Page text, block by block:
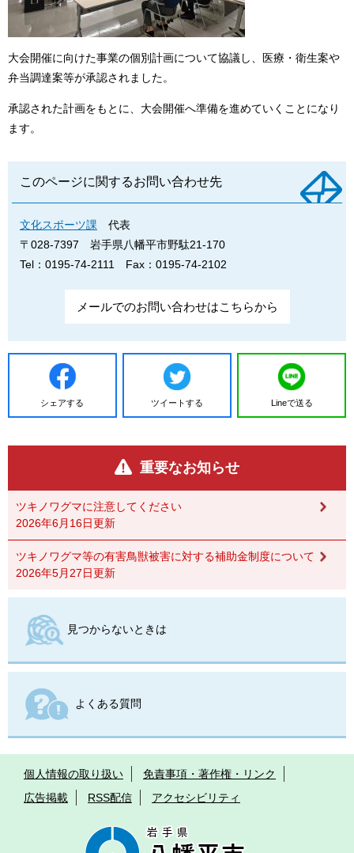
大会開催に向けた事業の個別計画について協議し、医療・衛生案や
弁当調達案等が承認されました。
承認された計画をもとに、大会開催へ準備を進めていくことになり
ます。
このページに関するお問い合わせ先
文化スポーツ課
代表
〒028-7397
岩手県八幡平市野駄21-170
Tel：0195-74-2111
Fax：0195-74-2102
メールでのお問い合わせはこちらから
シェアする ツイートする Lineで送る
重要なお知らせ
ツキノワグマに注意してください
2026年6月16日更新
ツキノワグマ等の有害鳥獣被害に対する補助金制度について
2026年5月27日更新
見つからないときは
よくある質問
個人情報の取り扱い
免責事項・著作権・リンク
広告掲載
RSS配信 アクセシビリティ